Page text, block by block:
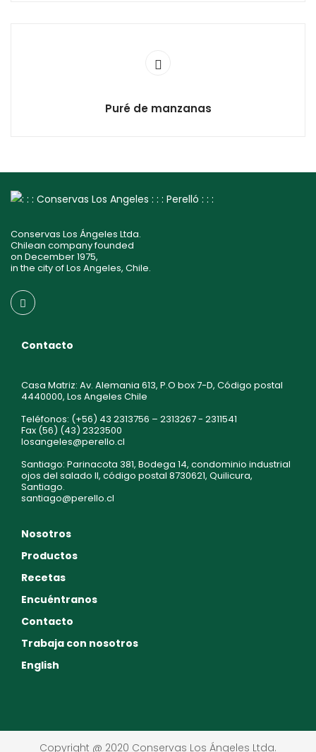
Puré de manzanas
Conservas Los Ángeles Ltda.
Chilean company founded
on December 1975,
in the city of Los Angeles, Chile.
Contacto
Casa Matriz: Av. Alemania 613, P.O box 7-D, Código postal
4440000, Los Angeles Chile
Teléfonos: (+56) 43 2313756 – 2313267 - 2311541
Fax (56) (43) 2323500
losangeles@perello.cl
Santiago: Parinacota 381, Bodega 14, condominio industrial
ojos del salado II, código postal 8730621, Quilicura,
Santiago.
santiago@perello.cl
Nosotros
Productos
Recetas
Encuéntranos
Contacto
Trabaja con nosotros
English
Copyright @ 2020 Conservas Los Ángeles Ltda.